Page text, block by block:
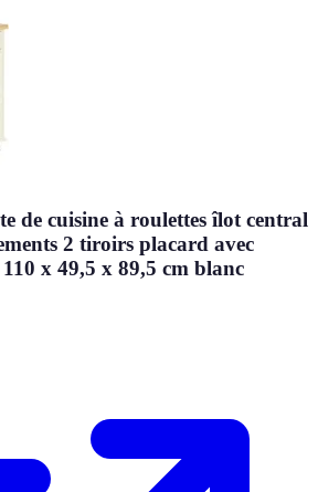
de cuisine à roulettes îlot central
2 tiroirs placard avec
x 49,5 x 89,5 cm blanc